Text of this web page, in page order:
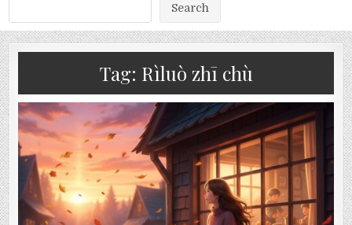
Search
Tag: Rìluò zhī chù